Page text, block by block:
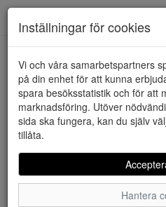
Varumärke: Legero
Rensa
9 artiklar
Sortera efter:
Inställningar för cookies
Vi och våra samarbetspartners
på din enhet för att kunna
spara besöksstatistik och för att
marknadsföring. Utöver
sida ska fungera, kan du själv
tillåta.
Hantera